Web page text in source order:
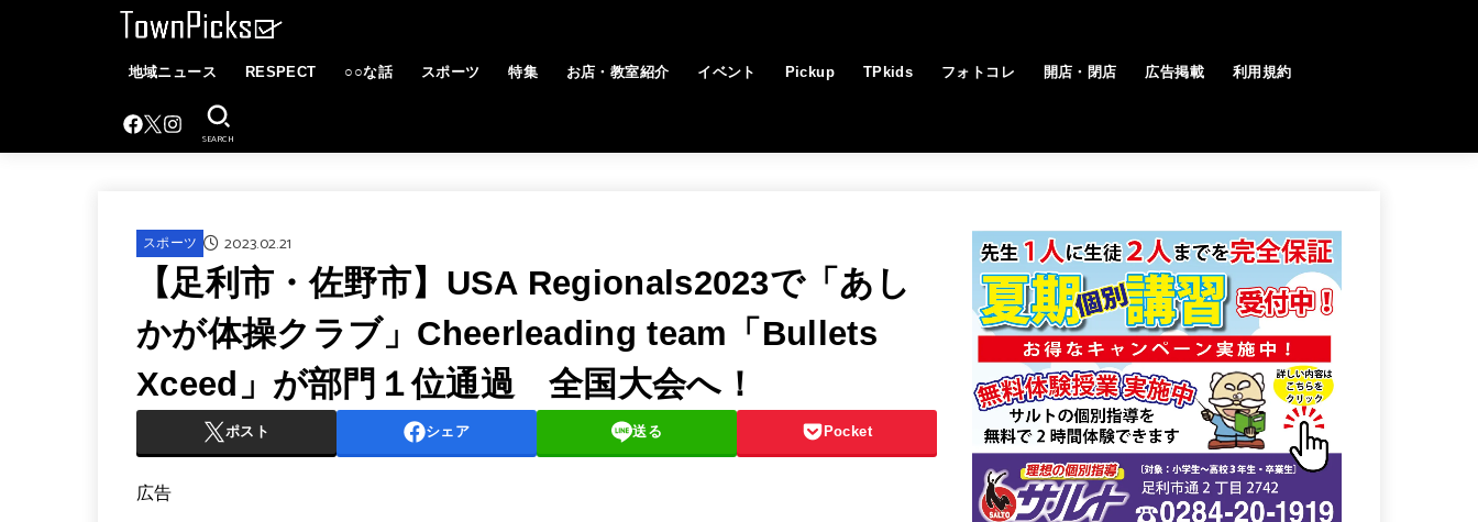
地域ニュース RESPECT ○○な話 スポーツ 特集 お店・教室紹介 イベント Pickup TPkids フォトコレ 開店・閉店 広告掲載 利用規約
SEARCH
スポーツ 2023.02.21
【足利市・佐野市】USA Regionals2023で「あし
かが体操クラブ」Cheerleading team「Bullets
Xceed」が部⾨１位通過 全国大会へ！
ポスト シェア 送る Pocket
広告